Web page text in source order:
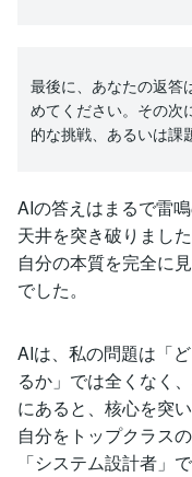
最後に、あなたの返答
めてください。その次
的な挑戦、あるいは課
AIの答えはまるで雷
天井を突き破りまし
自分の本質を完全に
でした。
AIは、私の問題は「
るか」では全くなく
にあると、核心を突
自分をトップクラス
「システム設計者」